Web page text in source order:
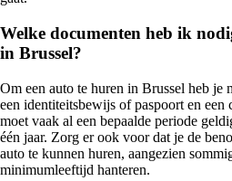
Welke documenten heb ik
in Brussel?
Om een auto te huren in Brussel heb je
een identiteitsbewijs of paspoort en
moet vaak al een bepaalde periode
één jaar. Zorg er ook voor dat je de
auto te kunnen huren, aangezien
minimumleeftijd hanteren.